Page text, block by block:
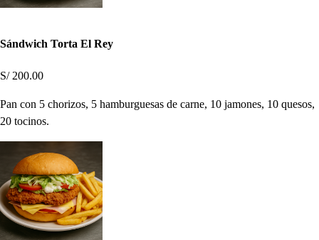
Sándwich Torta El Rey
S/ 200.00
Pan con 5 chorizos, 5 hamburguesas de carne, 10 jamones, 10 quesos,
20 tocinos.